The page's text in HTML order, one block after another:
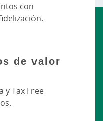
con
de valor
y Tax Free